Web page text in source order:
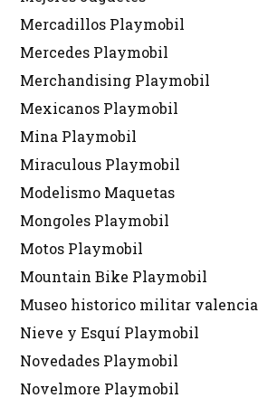
Mercadillos Playmobil
Mercedes Playmobil
Merchandising Playmobil
Mexicanos Playmobil
Mina Playmobil
Miraculous Playmobil
Modelismo Maquetas
Mongoles Playmobil
Motos Playmobil
Mountain Bike Playmobil
Museo historico militar valencia
Nieve y Esquí Playmobil
Novedades Playmobil
Novelmore Playmobil